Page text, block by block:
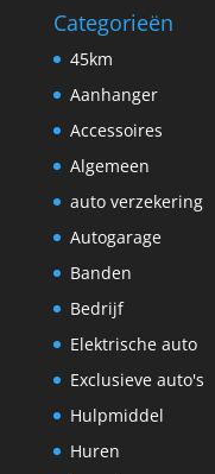
Categorieën
45km
Aanhanger
Accessoires
Algemeen
auto verzekering
Autogarage
Banden
Bedrijf
Elektrische auto
Exclusieve auto's
Hulpmiddel
Huren